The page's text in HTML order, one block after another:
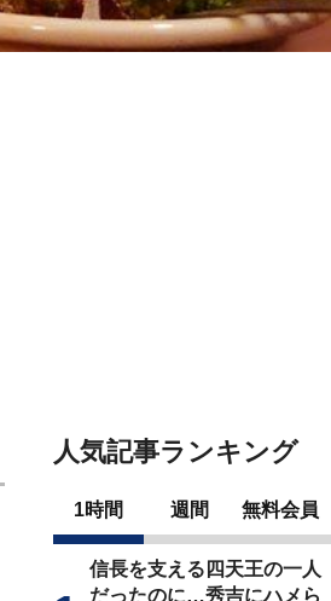
人気記事ランキング
1時間 週間 無料会員
信長を支える四天王の一人
だったのに…秀吉にハメら